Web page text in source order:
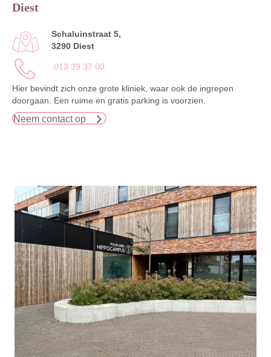
Diest
Schaluinstraat 5,
3290 Diest
013 39 37 00
Hier bevindt zich onze grote kliniek, waar ook de ingrepen
doorgaan. Een ruime en gratis parking is voorzien.
Neem contact op